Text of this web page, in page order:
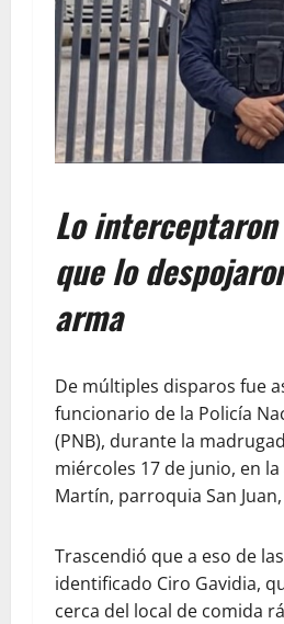
Lo
que lo
arma
De múltiples disparos fue
funcionario de la Policía
(PNB), durante la
miércoles 17 de junio, en la
Martín, parroquia San
Trascendió que a eso de
identificado Ciro Gavidia,
cerca del local de comida